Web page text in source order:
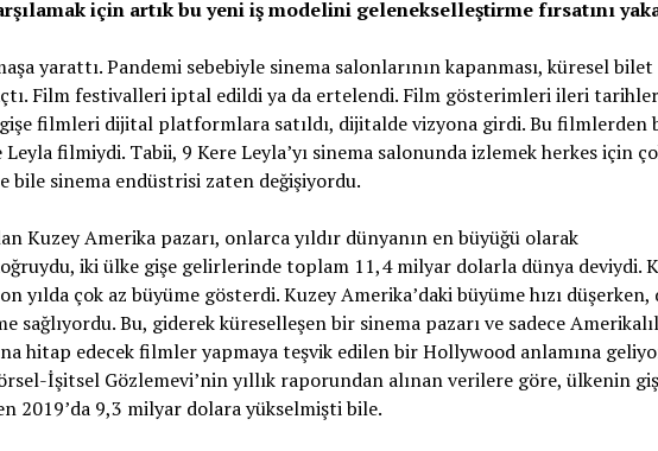
için artık bu yeni iş modelini gelenekselleştirme fırsatını
yarattı. Pandemi sebebiyle sinema salonlarının kapanması, küresel bilet
Film festivalleri iptal edildi ya da ertelendi. Film gösterimleri ileri
filmleri dijital platformlara satıldı, dijitalde vizyona girdi. Bu filmlerden
filmiydi. Tabii, 9 Kere Leyla’yı sinema salonunda izlemek herkes için
bile sinema endüstrisi zaten değişiyordu.
Kuzey Amerika pazarı, onlarca yıldır dünyanın en büyüğü olarak
iki ülke gişe gelirlerinde toplam 11,4 milyar dolarla dünya deviydi.
yılda çok az büyüme gösterdi. Kuzey Amerika’daki büyüme hızı düşerken,
sağlıyordu. Bu, giderek küreselleşen bir sinema pazarı ve sadece
hitap edecek filmler yapmaya teşvik edilen bir Hollywood anlamına
İşitsel Gözlemevi’nin yıllık raporundan alınan verilere göre, ülkenin
2019’da 9,3 milyar dolara yükselmişti bile.